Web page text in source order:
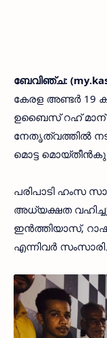
ബേവിഞ്ച:
കേരള അണ്ടര്‍ 19
ഉബൈസ് റഹ്
നേതൃത്വത്തില്‍
മൊട്ട
പരിപാടി ഹംസ
അധ്യക്ഷത
ഇന്‍ത്തിയാസ്,
എന്നിവര്‍